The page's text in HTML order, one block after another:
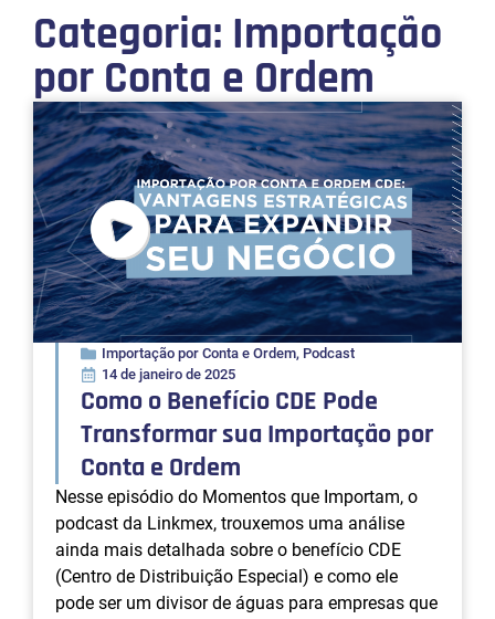
Categoria: Importação
por Conta e Ordem
Importação por Conta e Ordem, Podcast
14 de janeiro de 2025
Como o Benefício CDE Pode
Transformar sua Importação por
Conta e Ordem
Nesse episódio do Momentos que Importam, o
podcast da Linkmex, trouxemos uma análise
ainda mais detalhada sobre o benefício CDE
(Centro de Distribuição Especial) e como ele
pode ser um divisor de águas para empresas que